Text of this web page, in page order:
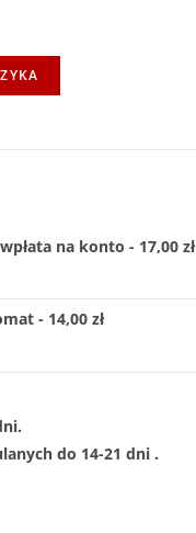
na konto - 17,00 zł
- 14,00 zł
do 14-21 dni .